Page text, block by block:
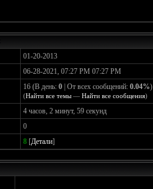
01-20-2013
06-28-2021, 07:27 PM 07:27 PM
16 (В день: 0| От всех сообщений: 0.04%)
(Найти все темы— Найти все сообщения)
4 часов, 2 минут, 59 секунд
0
8 [Детали]